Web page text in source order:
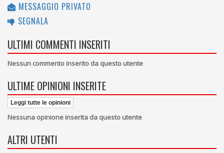
MESSAGGIO PRIVATO
SEGNALA
ULTIMI COMMENTI INSERITI
Nessun commento inserito da questo utente
ULTIME OPINIONI INSERITE
Leggi tutte le opinioni
Nessuna opinione inserita da questo utente
ALTRI UTENTI